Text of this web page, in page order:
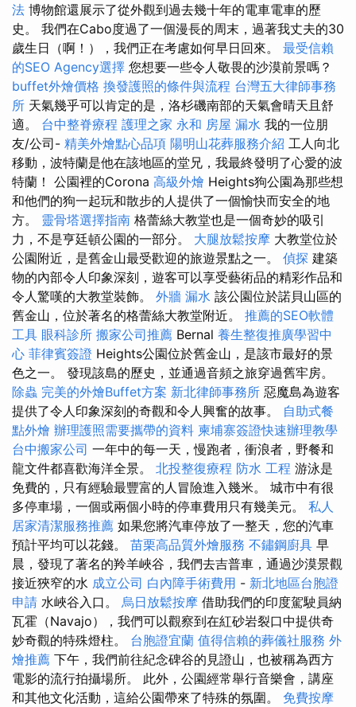
法 博物館還展示了從外觀到過去幾十年的電車電車的歷
史。 我們在Cabo度過了一個漫長的周末，過著我丈夫的30
歲生日（啊！），我們正在考慮如何早日回來。 最受信賴
的SEO Agency選擇 您想要一些令人敬畏的沙漠前景嗎？
buffet外燴價格 換發護照的條件與流程 台灣五大律師事務
所 天氣幾乎可以肯定的是，洛杉磯南部的天氣會晴天且舒
適。 台中整脊療程 護理之家 永和 房屋 漏水 我的一位朋
友/公司- 精美外燴點心品項 陽明山花葬服務介紹 工人向北
移動，波特蘭是他在該地區的堂兄，我最終發明了心愛的波
特蘭！ 公園裡的Corona 高級外燴 Heights狗公園為那些想
和他們的狗一起玩和散步的人提供了一個愉快而安全的地
方。 靈骨塔選擇指南 格蕾絲大教堂也是一個奇妙的吸引
力，不是亨廷頓公園的一部分。 大腿放鬆按摩 大教堂位於
公園附近，是舊金山最受歡迎的旅遊景點之一。 偵探 建築
物的內部令人印象深刻，遊客可以享受藝術品的精彩作品和
令人驚嘆的大教堂裝飾。 外牆 漏水 該公園位於諾貝山區的
舊金山，位於著名的格蕾絲大教堂附近。 推薦的SEO軟體
工具 眼科診所 搬家公司推薦 Bernal 養生整復推廣學習中
心 菲律賓簽證 Heights公園位於舊金山，是該市最好的景
色之一。 發現該島的歷史，並通過音頻之旅穿過舊牢房。
除蟲 完美的外燴Buffet方案 新北律師事務所 惡魔島為遊客
提供了令人印象深刻的奇觀和令人興奮的故事。 自助式餐
點外燴 辦理護照需要攜帶的資料 柬埔寨簽證快速辦理教學
台中搬家公司 一年中的每一天，慢跑者，衝浪者，野餐和
龍文件都喜歡海洋全景。 北投整復療程 防水 工程 游泳是
免費的，只有經驗最豐富的人冒險進入幾米。 城市中有很
多停車場，一個或兩個小時的停車費用只有幾美元。 私人
居家清潔服務推薦 如果您將汽車停放了一整天，您的汽車
預計平均可以花錢。 苗栗高品質外燴服務 不鏽鋼廚具 早
晨，發現了著名的羚羊峽谷，我們去吉普車，通過沙漠景觀
接近狹窄的水 成立公司 白內障手術費用 - 新北地區台胞證
申請 水峽谷入口。 烏日放鬆按摩 借助我們的印度駕駛員納
瓦霍（Navajo），我們可以觀察到在紅砂岩裂口中提供奇
妙奇觀的特殊燈柱。 台胞證宜蘭 值得信賴的葬儀社服務 外
燴推薦 下午，我們前往紀念碑谷的見證山，也被稱為西方
電影的流行拍攝場所。 此外，公園經常舉行音樂會，講座
和其他文化活動，這給公園帶來了特殊的氛圍。 免費按摩